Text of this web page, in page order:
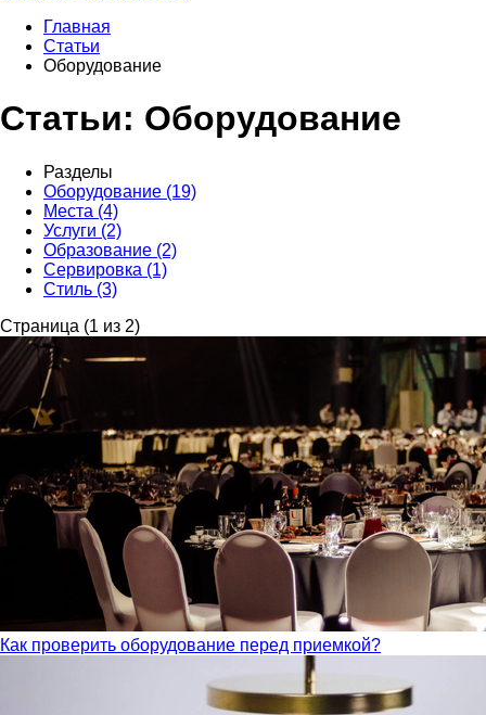
Главная
Статьи
Оборудование
Cтатьи: Оборудование
Разделы
Оборудование (19)
Места (4)
Услуги (2)
Образование (2)
Сервировка (1)
Стиль (3)
Страница (1 из 2)
Как проверить оборудование перед приемкой?